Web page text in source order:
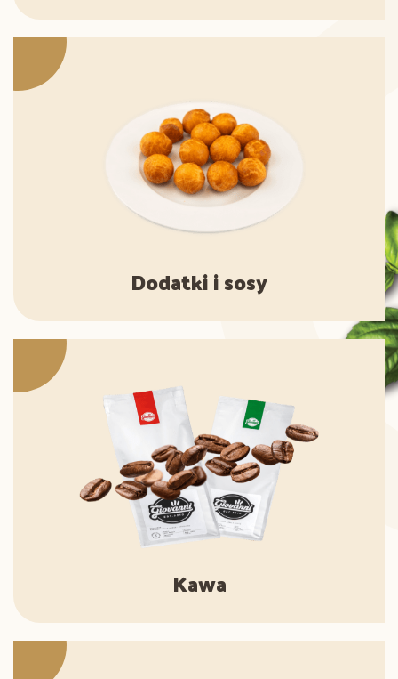
Dodatki i sosy
Kawa